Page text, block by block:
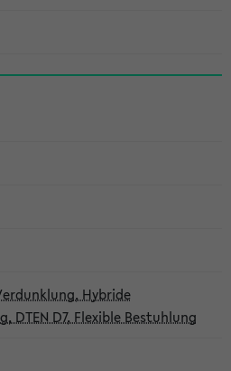
Hybride
DTEN D7, Flexible Bestuhlung